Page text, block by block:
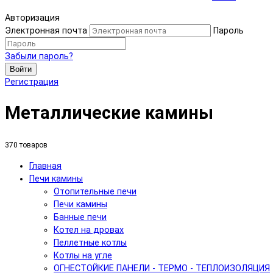
Авторизация
Электронная почта
Пароль
Забыли пароль?
Войти
Регистрация
Металлические камины
370 товаров
Главная
Печи камины
Отопительные печи
Печи камины
Банные печи
Котел на дровах
Пеллетные котлы
Котлы на угле
ОГНЕСТОЙКИЕ ПАНЕЛИ - ТЕРМО - ТЕПЛОИЗОЛЯЦИЯ